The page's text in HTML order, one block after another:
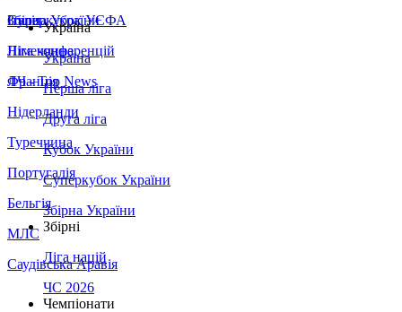
Збірна України
Італія
Німеччина
Франція
Нідерланди
Туреччина
Португалія
Бельгія
МЛС
Саудівська Аравія
Суперкубок УЄФА
Ліга конференцій
ЛЧ - Top News
Україна
Україна
Перша ліга
Друга ліга
Кубок України
Суперкубок України
Збірна України
Збірні
Ліга націй
ЧС 2026
Чемпіонати